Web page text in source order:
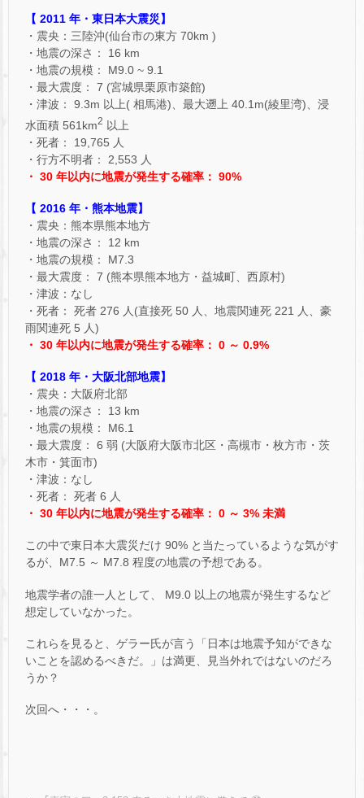
【 2011 年・東日本大震災】
・震央：三陸沖(仙台市の東方 70km )
・地震の深さ： 16 km
・地震の規模： M9.0 ~ 9.1
・最大震度： 7 (宮城県栗原市築館)
・津波： 9.3m 以上( 相馬港)、最大遡上 40.1m(綾里湾)、浸
水面積 561km2 以上
・死者： 19,765 人
・行方不明者： 2,553 人
・ 30 年以内に地震が発生する確率： 90%
【 2016 年・熊本地震】
・震央：熊本県熊本地方
・地震の深さ： 12 km
・地震の規模： M7.3
・最大震度： 7 (熊本県熊本地方・益城町、西原村)
・津波：なし
・死者： 死者 276 人(直接死 50 人、地震関連死 221 人、豪
雨関連死 5 人)
・ 30 年以内に地震が発生する確率： 0 ～ 0.9%
【 2018 年・大阪北部地震】
・震央：大阪府北部
・地震の深さ： 13 km
・地震の規模： M6.1
・最大震度： 6 弱 (大阪府大阪市北区・高槻市・枚方市・茨
木市・箕面市)
・津波：なし
・死者： 死者 6 人
・ 30 年以内に地震が発生する確率： 0 ～ 3% 未満
この中で東日本大震災だけ 90% と当たっているような気がす
るが、M7.5 ～ M7.8 程度の地震の予想である。
地震学者の誰一人として、 M9.0 以上の地震が発生するなど
想定していなかった。
これらを見ると、ゲラー氏が言う「日本は地震予知ができな
いことを認めるべきだ。」は満更、見当外れではないのだろ
うか？
次回へ・・・。